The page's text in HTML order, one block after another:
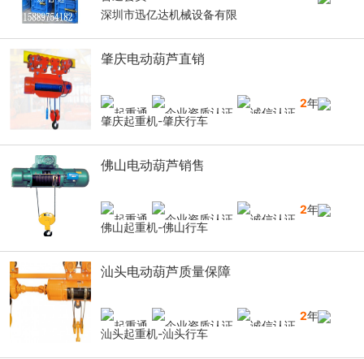
深圳市迅亿达机械设备有限
肇庆电动葫芦直销
2年
肇庆起重机-肇庆行车
佛山电动葫芦销售
2年
佛山起重机-佛山行车
汕头电动葫芦质量保障
2年
汕头起重机-汕头行车